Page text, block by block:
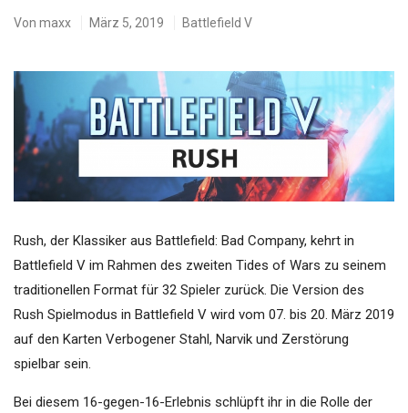
Von maxx März 5, 2019 Battlefield V
Rush, der Klassiker aus Battlefield: Bad Company, kehrt in
Battlefield V im Rahmen des zweiten Tides of Wars zu seinem
traditionellen Format für 32 Spieler zurück. Die Version des
Rush Spielmodus in Battlefield V wird vom 07. bis 20. März 2019
auf den Karten Verbogener Stahl, Narvik und Zerstörung
spielbar sein.
Bei diesem 16-gegen-16-Erlebnis schlüpft ihr in die Rolle der